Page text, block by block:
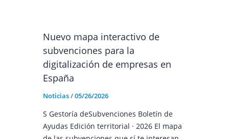
Nuevo mapa interactivo de
subvenciones para la
digitalización de empresas en
España
Noticias/05/26/2026
S Gestoría deSubvenciones Boletín de
Ayudas Edición territorial · 2026 El mapa